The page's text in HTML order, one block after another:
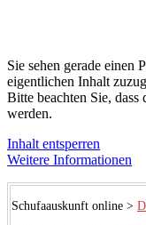
Sie sehen gerade einen
eigentlichen Inhalt
Bitte beachten Sie,
werden.
Inhalt entsperren
Weitere Informationen
Schufaauskunft online >